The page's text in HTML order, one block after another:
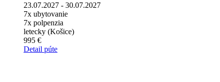
23.07.2027 - 30.07.2027
7x ubytovanie
7x polpenzia
letecky (Košice)
995 €
Detail púte